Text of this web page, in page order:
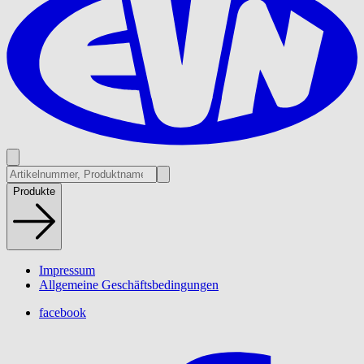
Produkte
Impressum
Allgemeine Geschäftsbedingungen
facebook